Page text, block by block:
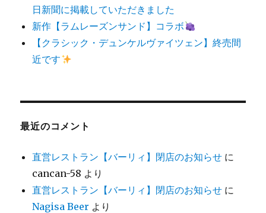
日新聞に掲載していただきました
新作【ラムレーズンサンド】コラボ
【クラシック・デュンケルヴァイツェン】終売間
近です
最近のコメント
直営レストラン【バーリィ】閉店のお知らせ に
cancan-58 より
直営レストラン【バーリィ】閉店のお知らせ に
Nagisa Beer より